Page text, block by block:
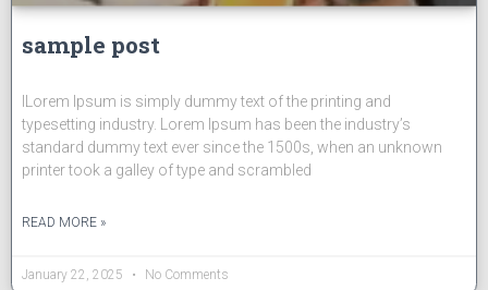
sample post
lLorem Ipsum is simply dummy text of the printing and
typesetting industry. Lorem Ipsum has been the industry’s
standard dummy text ever since the 1500s, when an unknown
printer took a galley of type and scrambled
READ MORE »
January 22, 2025 No Comments